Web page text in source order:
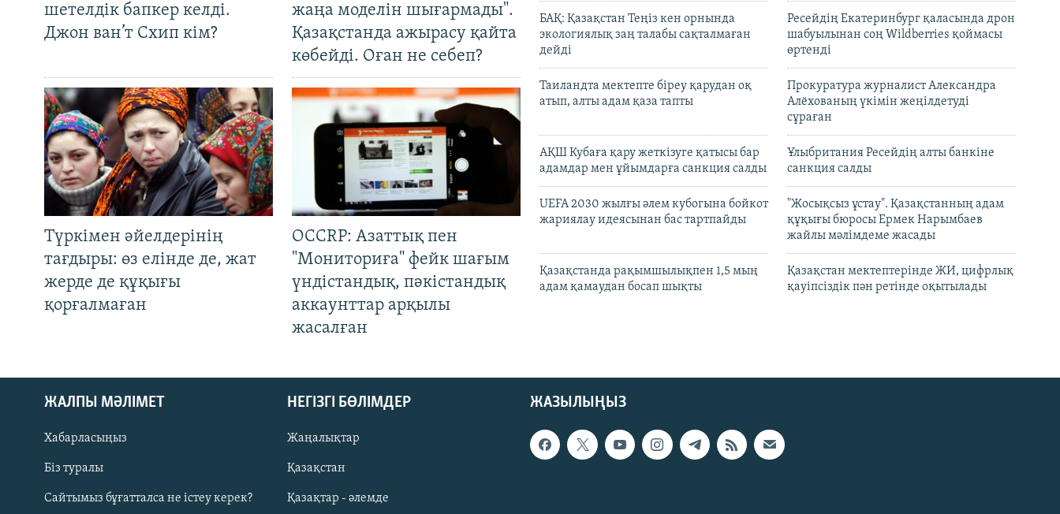
Русский
шетелдік бапкер келді.
Джон ван’т Схип кім?
жаңа моделін шығармады".
Қазақстанда ажырасу қайта
көбейді. Оған не себеп?
Түркімен әйелдерінің
тағдыры: өз елінде де, жат
жерде де құқығы
қорғалмаған
OCCRP: Азаттық пен
"Мониториға" фейк шағым
үндістандық, пәкістандық
аккаунттар арқылы
жасалған
БАҚ: Қазақстан Теңіз кен орнында
экологиялық заң талабы сақталмаған
дейді
Ресейдің Екатеринбург қаласында дрон
шабуылынан соң Wildberries қоймасы
өртенді
Таиландта мектепте біреу қарудан оқ
атып, алты адам қаза тапты
Прокуратура журналист Александра
Алёхованың үкімін жеңілдетуді
сұраған
АҚШ Кубаға қару жеткізуге қатысы бар
адамдар мен ұйымдарға санкция салды
Ұлыбритания Ресейдің алты банкіне
санкция салды
UEFA 2030 жылғы әлем кубогына бойкот
жариялау идеясынан бас тартпайды
"Жосықсыз ұстау". Қазақстанның адам
құқығы бюросы Ермек Нарымбаев
жайлы мәлімдеме жасады
Қазақстанда рақымшылықпен 1,5 мың
адам қамаудан босап шықты
Қазақстан мектептерінде ЖИ, цифрлық
қауіпсіздік пән ретінде оқытылады
ЖАЗЫЛЫҢЫЗ
ЖАЛПЫ МӘЛІМЕТ
Хабарласыңыз
Біз туралы
Сайтымыз бұғатталса не істеу керек?
НЕГІЗГІ БӨЛІМДЕР
Жаңалықтар
Қазақстан
Қазақтар - әлемде